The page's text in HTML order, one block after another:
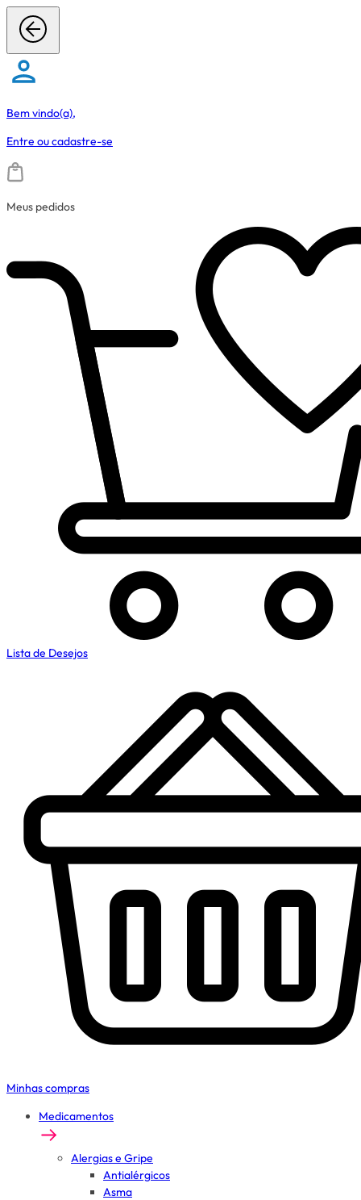
Bem vindo(a),
Entre oucadastre-se
Meus pedidos
Lista de Desejos
Minhas compras
Medicamentos
Alergias e Gripe
Antialérgicos
Asma